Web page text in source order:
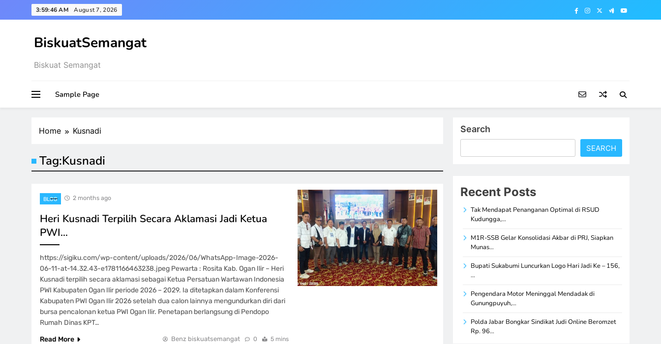
to
3:59:46 AM August 7, 2026
BiskuatSemangat
Biskuat Semangat
Sample Page
Home Kusnadi
Tag:Kusnadi
BLOG 2 months ago
Heri Kusnadi Terpilih Secara Aklamasi Jadi Ketua
PWI…
https://sigiku.com/wp-content/uploads/2026/06/WhatsApp-Image-2026-
06-11-at-14.32.43-e1781166463238.jpeg Pewarta : Rosita Kab. Ogan Ilir – Heri
Kusnadi terpilih secara aklamasi sebagai Ketua Persatuan Wartawan Indonesia
PWI Kabupaten Ogan Ilir periode 2026 – 2029. Ia ditetapkan dalam Konferensi
Kabupaten PWI Ogan Ilir 2026 setelah dua calon lainnya mengundurkan diri dari
bursa pencalonan ketua PWI Ogan Ilir. Penetapan berlangsung di Pendopo
Rumah Dinas KPT…
Read More
Benz biskuatsemangat 0 5 mins
Search
SEARCH
Recent Posts
Tak Mendapat Penanganan Optimal di RSUD
Kudungga,…
M1R-SSB Gelar Konsolidasi Akbar di PRJ, Siapkan
Munas…
Bupati Sukabumi Luncurkan Logo Hari Jadi Ke – 156,
…
Pengendara Motor Meninggal Mendadak di
Gunungpuyuh,…
Polda Jabar Bongkar Sindikat Judi Online Beromzet
Rp. 96…